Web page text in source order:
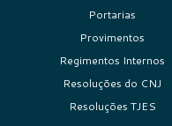
Portarias
Provimentos
Regimentos Internos
Resoluções do CNJ
Resoluções TJES